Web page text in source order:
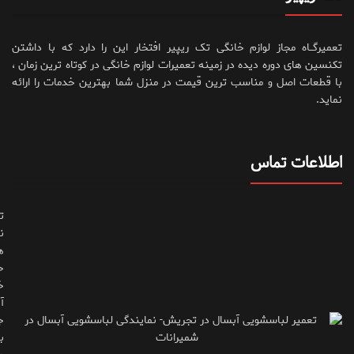
تعمیرگــاه مجاز لوازم خانگی تک ریپیر افتخار این را دارد که با داشتن
تکنسین های دوره دیده در زمینه تعمیرات لوازم خانگی در کوتاه ترین زمان ،
با قطعات اصل و مناسب ترین قیمت در منزل شما بهترین خدمات را ارائه
نماید.
اطلاعات تماس